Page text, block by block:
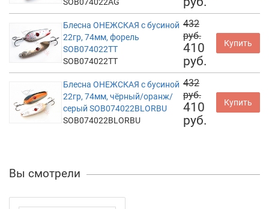
Блесна ОНЕЖСКАЯ с бусиной
22гр, 74мм, форель
SOB074022TT
SOB074022TT
432
руб.
410
руб.
Купить
Блесна ОНЕЖСКАЯ с бусиной
22гр, 74мм, чёрный/оранж/
серый SOB074022BLORBU
SOB074022BLORBU
432
руб.
410
руб.
Купить
Вы смотрели